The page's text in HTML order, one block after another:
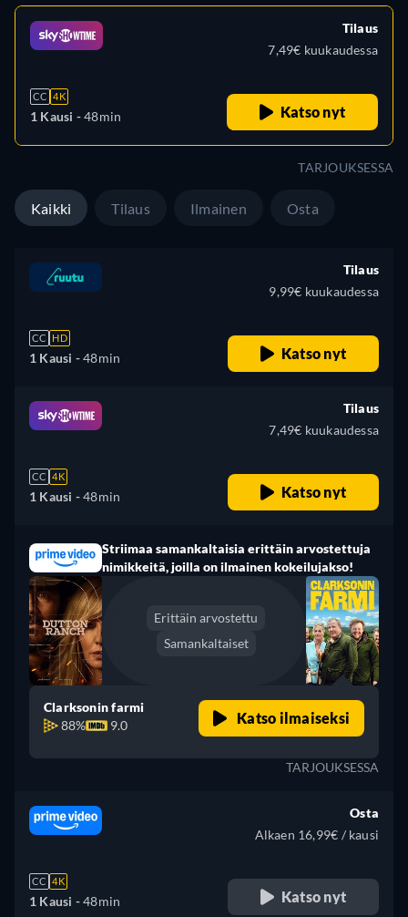
CC 4K
1 Kausi -48min
Tilaus
7,49€ kuukaudessa
Katso nyt
TARJOUKSESSA
Kaikki Tilaus Ilmainen Osta
CC HD
1 Kausi -48min
Tilaus
9,99€ kuukaudessa
Katso nyt
CC 4K
1 Kausi -48min
Tilaus
7,49€ kuukaudessa
Katso nyt
Striimaa samankaltaisia erittäin arvostettuja
nimikkeitä, joilla on ilmainen kokeilujakso!
Erittäin arvostettu
Samankaltaiset
Clarksonin farmi
88%
9.0 Katso ilmaiseksi
TARJOUKSESSA
CC 4K
1 Kausi -48min
Osta
Alkaen 16,99€ / kausi
Katso nyt